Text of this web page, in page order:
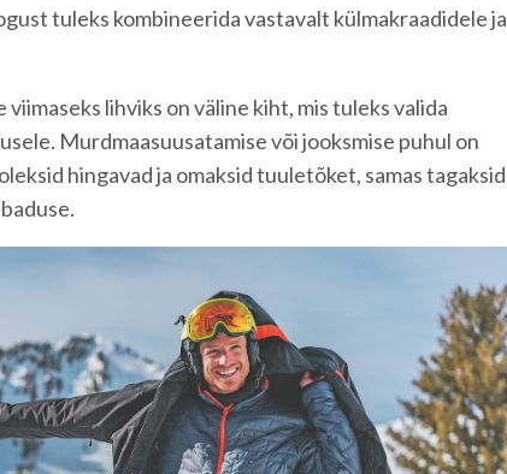
tuleks kombineerida vastavalt külmakraadidele ja
lihviks on väline kiht, mis tuleks valida
Murdmaasuusatamise või jooksmise puhul on
hingavad ja omaksid tuuletõket, samas tagaksid